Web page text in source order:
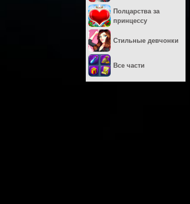
Полцарства за
принцессу
Стильные девчонки
Все части